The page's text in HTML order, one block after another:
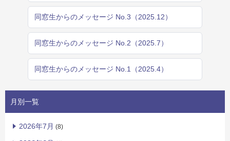
同窓生からのメッセージ No.3（2025.12）
同窓生からのメッセージ No.2（2025.7）
同窓生からのメッセージ No.1（2025.4）
月別一覧
2026年7月 (8)